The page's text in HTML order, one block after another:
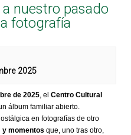
nuestro pasado
fotografía
2025
de 2025, el Centro Cultural
álbum familiar abierto.
en fotografías de otro
momentos que, uno tras otro,